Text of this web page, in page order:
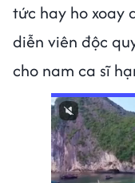
tức hay ho xoay
diễn viên độc
cho nam ca sĩ